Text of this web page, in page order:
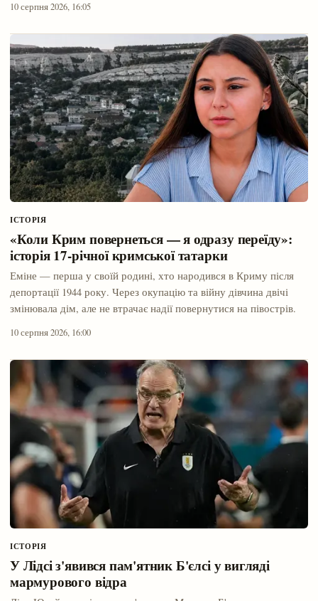
10 серпня 2026, 16:05
ІСТОРІЯ
«Коли Крим повернеться — я одразу переїду»:
історія 17-річної кримської татарки
Еміне — перша у своїй родині, хто народився в Криму після
депортації 1944 року. Через окупацію та війну дівчина двічі
змінювала дім, але не втрачає надії повернутися на півострів.
10 серпня 2026, 16:00
ІСТОРІЯ
У Лідсі з'явився пам'ятник Б'єлсі у вигляді
мармурового відра